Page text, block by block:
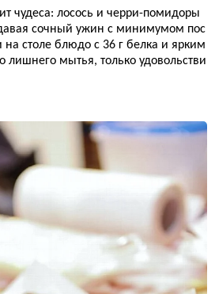
чудеса: лосось и черри-помидоры
сочный ужин с минимумом пос
столе блюдо с 36 г белка и ярким
лишнего мытья, только удовольстви